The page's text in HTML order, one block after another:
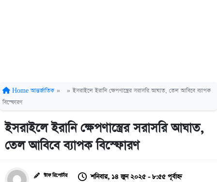
Home আন্তর্জাতিক » » ইসরাইলে ইরানি ক্ষেপণাস্ত্রের সরাসরি আঘাত, তেল আবিবে ব্যাপক
বিস্ফোরণ
ইসরাইলে ইরানি ক্ষেপণাস্ত্রের সরাসরি আঘাত,
তেল আবিবে ব্যাপক বিস্ফোরণ
স্টাফ রিপোর্টার শনিবার, ১৪ জুন ২০২৫ - ৮:৫৫ পূর্বাহ্ন